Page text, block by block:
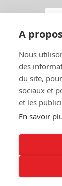
A
Nous
des
du site,
sociaux et
et les
En savoir